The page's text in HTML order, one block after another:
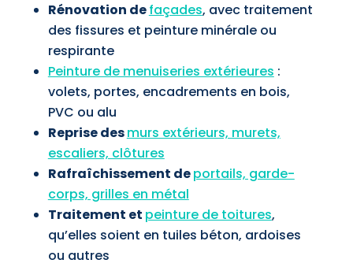
Rénovation defaçades, avec traitement
des fissures et peinture minérale ou
respirante
Peinture de menuiseries extérieures :
volets, portes, encadrements en bois,
PVC ou alu
Reprise desmurs extérieurs, murets,
escaliers, clôtures
Rafraîchissement deportails, garde-
corps, grilles en métal
Traitement et peinture de toitures,
qu’elles soient en tuiles béton, ardoises
ou autres